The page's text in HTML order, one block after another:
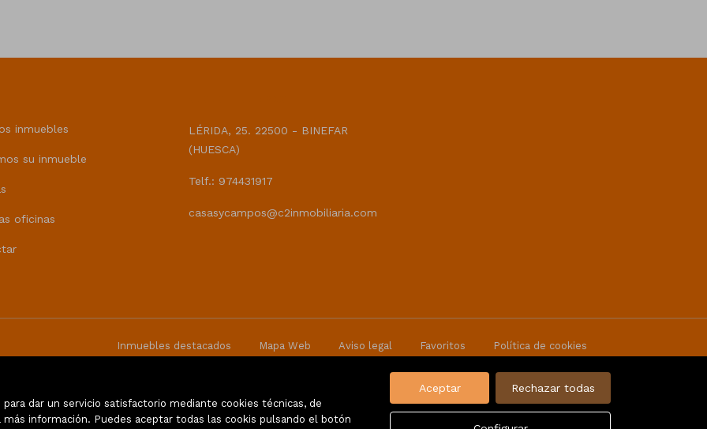
dar un servicio satisfactorio mediante cookies técnicas, de
más información. Puedes aceptar todas las cookis pulsando el botón
Aceptar Rechazar todas
inmuebles
su inmueble
oficinas
LÉRIDA, 25. 22500 - BINEFAR
(HUESCA)
Telf.: 974431917
casasycampos@c2inmobiliaria.com
Inmuebles destacados Mapa Web Aviso legal Favoritos Política de cookies